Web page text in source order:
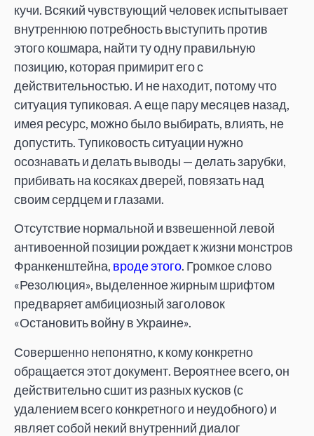
кучи. Всякий чувствующий человек испытывает
внутреннюю потребность выступить против
этого кошмара, найти ту одну правильную
позицию, которая примирит его с
действительностью. И не находит, потому что
ситуация тупиковая. А еще пару месяцев назад,
имея ресурс, можно было выбирать, влиять, не
допустить. Тупиковость ситуации нужно
осознавать и делать выводы — делать зарубки,
прибивать на косяках дверей, повязать над
своим сердцем и глазами.
Отсутствие нормальной и взвешенной левой
антивоенной позиции рождает к жизни монстров
Франкенштейна, вроде этого. Громкое слово
«Резолюция», выделенное жирным шрифтом
предваряет амбициозный заголовок
«Остановить войну в Украине».
Совершенно непонятно, к кому конкретно
обращается этот документ. Вероятнее всего, он
действительно сшит из разных кусков (с
удалением всего конкретного и неудобного) и
являет собой некий внутренний диалог